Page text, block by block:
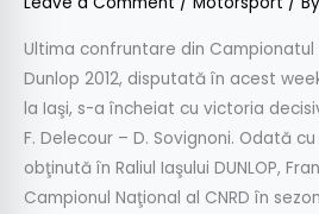
Ultima confruntare din Campionatul
Dunlop 2012, disputată în acest
la Iaşi, s-a încheiat cu victoria
F. Delecour – D. Sovignoni. Odată
obţinută în Raliul Iaşului DUNLOP,
Campionul Naţional al CNRD în